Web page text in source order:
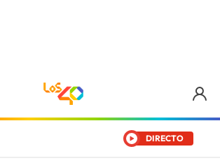
DIRECTO